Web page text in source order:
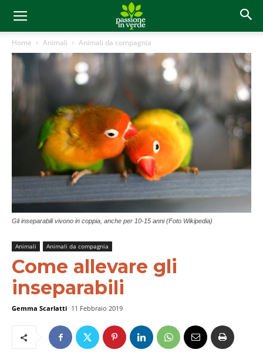
Home Animali Animali da compagnia
Gli inseparabili vivono in coppia, anche per 10-15 anni (Foto Wikipedia)
Animali Animali da compagnia
Come allevare gli
inseparabili
Gemma Scarlatti 11 Febbraio 2019